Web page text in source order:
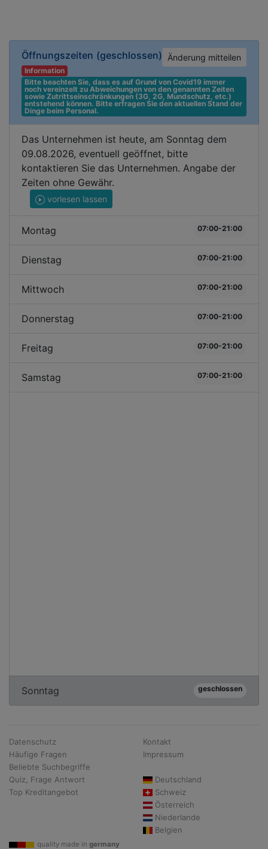
Öffnungszeiten (geschlossen) Änderung mitteilen
Information
Bitte beachten Sie, dass es auf Grund von Covid19 immer
noch vereinzelt zu Abweichungen von den genannten Zeiten
sowie Zutrittseinschränkungen (3G, 2G, Mundschutz, etc.)
entstehend können. Bitte erfragen Sie den aktuellen Stand der
Dinge beim Personal.
Das Unternehmen ist heute, am Sonntag dem
09.08.2026, eventuell geöffnet, bitte
kontaktieren Sie das Unternehmen. Angabe der
Zeiten ohne Gewähr.
vorlesen lassen
Montag 07:00-21:00
Dienstag 07:00-21:00
Mittwoch 07:00-21:00
Donnerstag 07:00-21:00
Freitag 07:00-21:00
Samstag 07:00-21:00
Sonntag geschlossen
Datenschutz
Häufige Fragen
Beliebte Suchbegriffe
Quiz, Frage Antwort
Top Kreditangebot
Kontakt
Impressum
Deutschland
Schweiz
Österreich
Niederlande
Belgien
quality made in germany